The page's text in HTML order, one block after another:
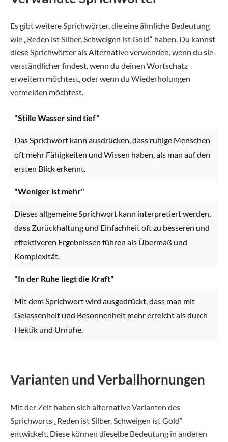
Es gibt weitere Sprichwörter, die eine ähnliche Bedeutung
wie „Reden ist Silber, Schweigen ist Gold“ haben. Du kannst
diese Sprichwörter als Alternative verwenden, wenn du sie
verständlicher findest, wenn du deinen Wortschatz
erweitern möchtest, oder wenn du Wiederholungen
vermeiden möchtest.
"Stille Wasser sind tief"
Das Sprichwort kann ausdrücken, dass ruhige Menschen
oft mehr Fähigkeiten und Wissen haben, als man auf den
ersten Blick erkennt.
"Weniger ist mehr"
Dieses allgemeine Sprichwort kann interpretiert werden,
dass Zurückhaltung und Einfachheit oft zu besseren und
effektiveren Ergebnissen führen als Übermaß und
Komplexität.
"In der Ruhe liegt die Kraft"
Mit dem Sprichwort wird ausgedrückt, dass man mit
Gelassenheit und Besonnenheit mehr erreicht als durch
Hektik und Unruhe.
Varianten und Verballhornungen
Mit der Zeit haben sich alternative Varianten des
Sprichworts „Reden ist Silber, Schweigen ist Gold“
entwickelt. Diese können dieselbe Bedeutung in anderen